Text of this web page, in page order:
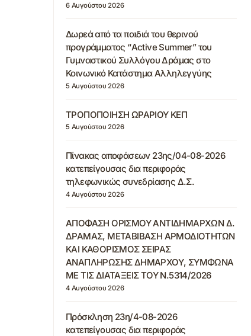
6 Αυγούστου 2026
Δωρεά από τα παιδιά του θερινού
προγράμματος “Active Summer” του
Γυμναστικού Συλλόγου Δράμας στο
Κοινωνικό Κατάστημα Αλληλεγγύης
5 Αυγούστου 2026
ΤΡΟΠΟΠΟΙΗΣΗ ΩΡΑΡΙΟΥ ΚΕΠ
5 Αυγούστου 2026
Πίνακας αποφάσεων 23ης/04-08-2026
κατεπείγουσας δια περιφοράς
τηλεφωνικώς συνεδρίασης Δ.Σ.
4 Αυγούστου 2026
ΑΠΟΦΑΣΗ ΟΡΙΣΜΟΥ ΑΝΤΙΔΗΜΑΡΧΩΝ Δ.
ΔΡΑΜΑΣ, ΜΕΤΑΒΙΒΑΣΗ ΑΡΜΟΔΙΟΤΗΤΩΝ
ΚΑΙ ΚΑΘΟΡΙΣΜΟΣ ΣΕΙΡΑΣ
ΑΝΑΠΛΗΡΩΣΗΣ ΔΗΜΑΡΧΟΥ, ΣΥΜΦΩΝΑ
ΜΕ ΤΙΣ ΔΙΑΤΑΞΕΙΣ ΤΟΥ Ν.5314/2026
4 Αυγούστου 2026
Πρόσκληση 23η/4-08-2026
κατεπείγουσας δια περιφοράς